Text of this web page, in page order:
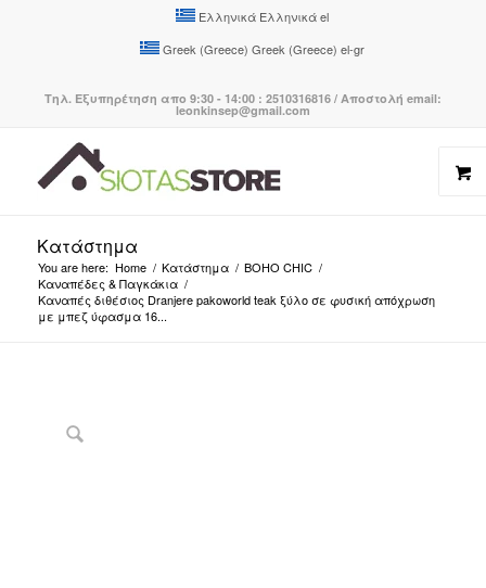
Ελληνικά Ελληνικάel
Greek (Greece) Greek (Greece) el-gr
Τηλ. Εξυπηρέτηση απο 9:30 - 14:00 : 2510316816 / Αποστολή email:
leonkinsep@gmail.com
Κατάστημα
You are here: Home / Κατάστημα / BOHO CHIC /
Καναπέδες & Παγκάκια /
Καναπές διθέσιος Dranjere pakoworld teak ξύλο σε φυσική απόχρωση
με μπεζ ύφασμα 16...